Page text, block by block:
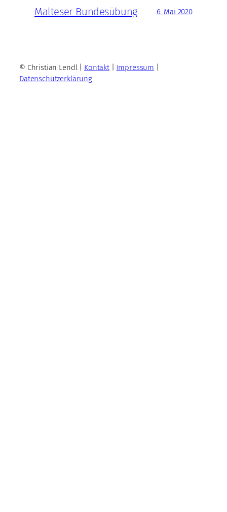
Malteser Bundesübung 6. Mai 2020
© Christian Lendl | Kontakt| Impressum
Datenschutzerklärung